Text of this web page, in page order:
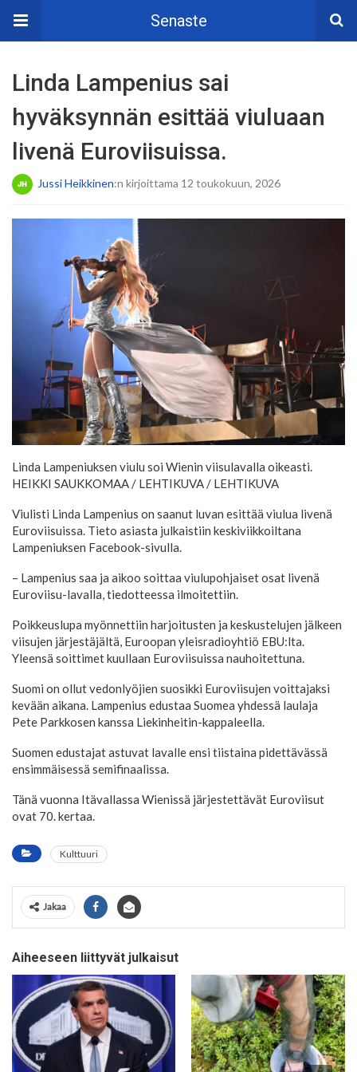
Senaste
Linda Lampenius sai
hyväksynnän esittää viuluaan
livenä Euroviisuissa.
Jussi Heikkinen:n kirjoittama 12 toukokuun, 2026
Linda Lampeniuksen viulu soi Wienin viisulavalla oikeasti.
HEIKKI SAUKKOMAA / LEHTIKUVA/ LEHTIKUVA
Viulisti Linda Lampenius on saanut luvan esittää viulua livenä
Euroviisuissa. Tieto asiasta julkaistiin keskiviikkoiltana
Lampeniuksen Facebook-sivulla.
– Lampenius saa ja aikoo soittaa viulupohjaiset osat livenä
Euroviisu-lavalla, tiedotteessa ilmoitettiin.
Poikkeuslupa myönnettiin harjoitusten ja keskustelujen jälkeen
viisujen järjestäjältä, Euroopan yleisradioyhtiö EBU:lta.
Yleensä soittimet kuullaan Euroviisuissa nauhoitettuna.
Suomi on ollut vedonlyöjien suosikki Euroviisujen voittajaksi
kevään aikana. Lampenius edustaa Suomea yhdessä laulaja
Pete Parkkosen kanssa Liekinheitin-kappaleella.
Suomen edustajat astuvat lavalle ensi tiistaina pidettävässä
ensimmäisessä semifinaalissa.
Tänä vuonna Itävallassa Wienissä järjestettävät Euroviisut
ovat 70. kertaa.
Kulttuuri
Jakaa
Aiheeseen liittyvät julkaisut